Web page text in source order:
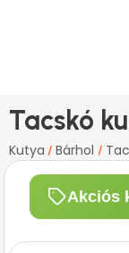
Tacskó
Kutya / Bárhol /
Akciós